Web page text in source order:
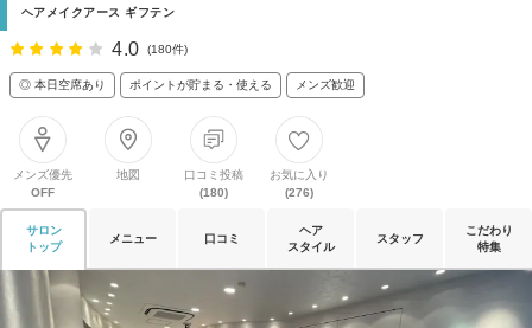
ヘアメイクアース ギフテン
4.0 (180件)
◎ 本日空席あり ポイントが貯まる・使える メンズ歓迎
メンズ優先
OFF
地図
口コミ投稿
(180)
お気に入り
(276)
サロン
トップ
メニュー 口コミ
ヘア
スタイル
スタッフ
こだわり
特集